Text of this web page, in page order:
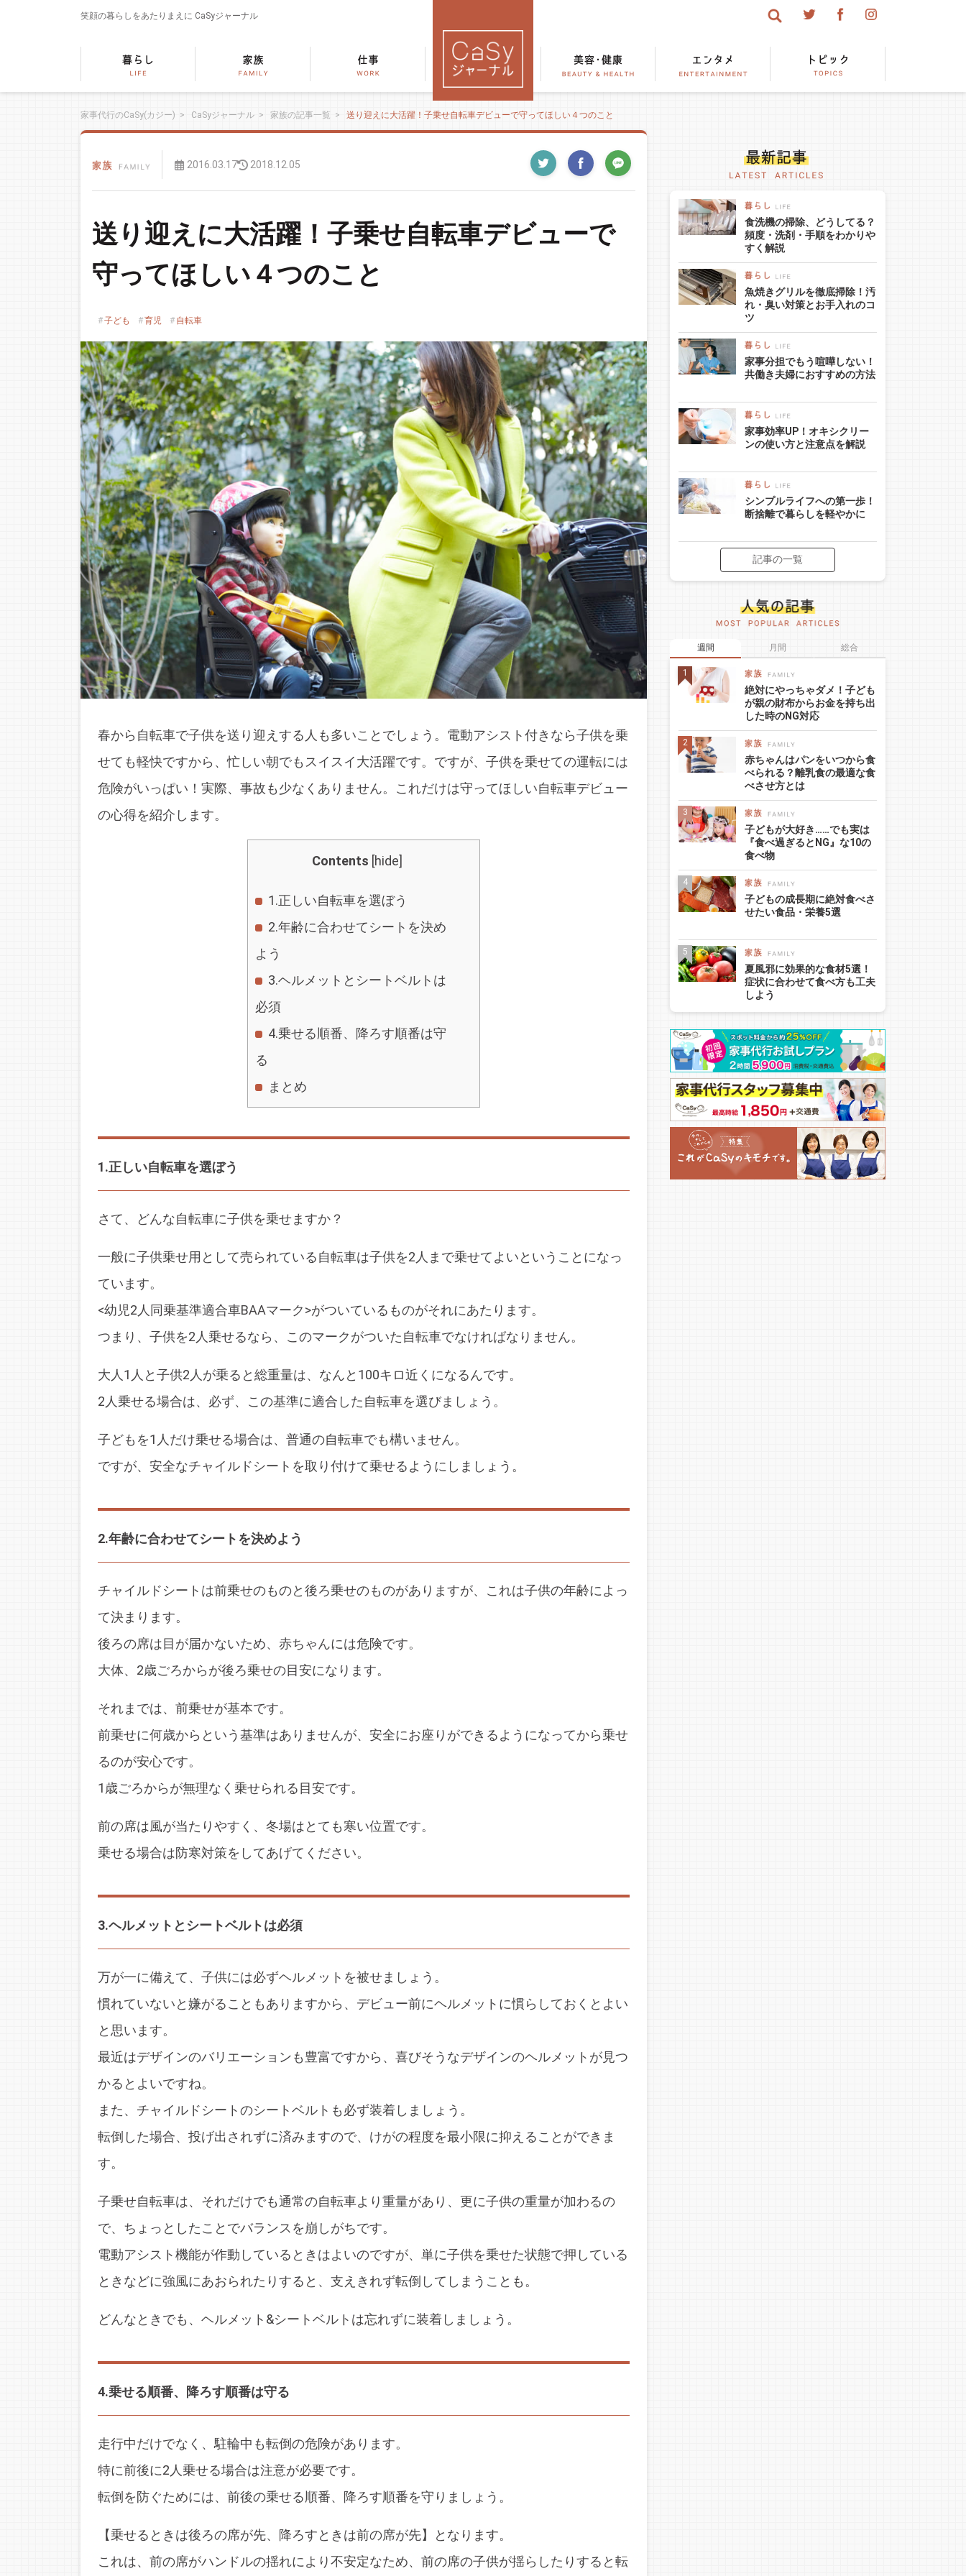
笑顔の暮らしをあたりまえに CaSyジャーナル
家事代行のCaSy(カジー) > CaSyジャーナル > 家族の記事一覧 > 送り迎えに大活躍！子乗せ自転車デビューで守ってほしい４つのこと
2016.03.17 2018.12.05
送り迎えに大活躍！子乗せ自転車デビューで
守ってほしい４つのこと
子ども 育児 自転車
春から自転車で子供を送り迎えする人も多いことでしょう。電動アシスト付きなら子供を乗
せても軽快ですから、忙しい朝でもスイスイ大活躍です。ですが、子供を乗せての運転には
危険がいっぱい！実際、事故も少なくありません。これだけは守ってほしい自転車デビュー
の心得を紹介します。
Contents [hide]
1.正しい自転車を選ぼう
2.年齢に合わせてシートを決め
よう
3.ヘルメットとシートベルトは
必須
4.乗せる順番、降ろす順番は守
る
まとめ
1.正しい自転車を選ぼう
さて、どんな自転車に子供を乗せますか？
一般に子供乗せ用として売られている自転車は子供を2人まで乗せてよいということになっ
ています。
<幼児2人同乗基準適合車BAAマーク>がついているものがそれにあたります。
つまり、子供を2人乗せるなら、このマークがついた自転車でなければなりません。
大人1人と子供2人が乗ると総重量は、なんと100キロ近くになるんです。
2人乗せる場合は、必ず、この基準に適合した自転車を選びましょう。
子どもを1人だけ乗せる場合は、普通の自転車でも構いません。
ですが、安全なチャイルドシートを取り付けて乗せるようにしましょう。
2.年齢に合わせてシートを決めよう
チャイルドシートは前乗せのものと後ろ乗せのものがありますが、これは子供の年齢によっ
て決まります。
後ろの席は目が届かないため、赤ちゃんには危険です。
大体、2歳ごろからが後ろ乗せの目安になります。
それまでは、前乗せが基本です。
前乗せに何歳からという基準はありませんが、安全にお座りができるようになってから乗せ
るのが安心です。
1歳ごろからが無理なく乗せられる目安です。
前の席は風が当たりやすく、冬場はとても寒い位置です。
乗せる場合は防寒対策をしてあげてください。
3.ヘルメットとシートベルトは必須
万が一に備えて、子供には必ずヘルメットを被せましょう。
慣れていないと嫌がることもありますから、デビュー前にヘルメットに慣らしておくとよい
と思います。
最近はデザインのバリエーションも豊富ですから、喜びそうなデザインのヘルメットが見つ
かるとよいですね。
また、チャイルドシートのシートベルトも必ず装着しましょう。
転倒した場合、投げ出されずに済みますので、けがの程度を最小限に抑えることができま
す。
子乗せ自転車は、それだけでも通常の自転車より重量があり、更に子供の重量が加わるの
で、ちょっとしたことでバランスを崩しがちです。
電動アシスト機能が作動しているときはよいのですが、単に子供を乗せた状態で押している
ときなどに強風にあおられたりすると、支えきれず転倒してしまうことも。
どんなときでも、ヘルメット&シートベルトは忘れずに装着しましょう。
4.乗せる順番、降ろす順番は守る
走行中だけでなく、駐輪中も転倒の危険があります。
特に前後に2人乗せる場合は注意が必要です。
転倒を防ぐためには、前後の乗せる順番、降ろす順番を守りましょう。
【乗せるときは後ろの席が先、降ろすときは前の席が先】となります。
これは、前の席がハンドルの揺れにより不安定なため、前の席の子供が揺らしたりすると転
食洗機の掃除、どうしてる？
頻度・洗剤・手順をわかりや
すく解説
魚焼きグリルを徹底掃除！汚
れ・臭い対策とお手入れのコ
ツ
家事分担でもう喧嘩しない！
共働き夫婦におすすめの方法
家事効率UP！オキシクリー
ンの使い方と注意点を解説
シンプルライフへの第一歩！
断捨離で暮らしを軽やかに
記事の一覧
週間 月間 総合
絶対にやっちゃダメ！子ども
が親の財布からお金を持ち出
した時のNG対応
赤ちゃんはパンをいつから食
べられる？離乳食の最適な食
べさせ方とは
子どもが大好き……でも実は
『食べ過ぎるとNG』な10の
食べ物
子どもの成長期に絶対食べさ
せたい食品・栄養5選
夏風邪に効果的な食材5選！
症状に合わせて食べ方も工夫
しよう